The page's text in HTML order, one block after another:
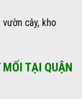
cây, kho
TẠI QUẬN